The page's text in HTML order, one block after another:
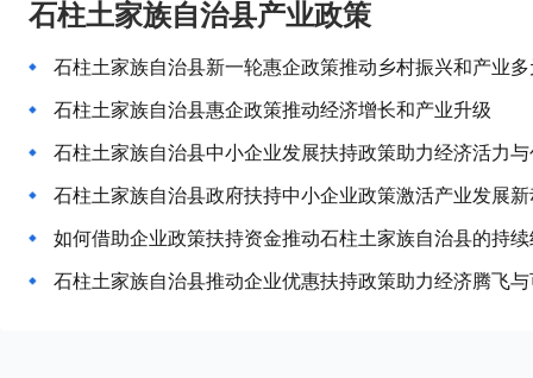
石柱土家族自治县产业政策
石柱土家族自治县新一轮惠企政策推动乡村振兴和产业
石柱土家族自治县惠企政策推动经济增长和产业升级
石柱土家族自治县中小企业发展扶持政策助力经济活力
石柱土家族自治县政府扶持中小企业政策激活产业发展
如何借助企业政策扶持资金推动石柱土家族自治县的持
石柱土家族自治县推动企业优惠扶持政策助力经济腾飞